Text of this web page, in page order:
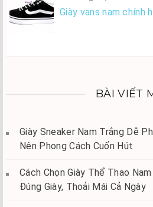
Giày vans nam chính
BÀI VIẾT
Giày Sneaker Nam Trắng Dễ
Nên Phong Cách Cuốn Hút
Cách Chọn Giày Thể Thao
Đúng Giày, Thoải Mái Cả Ngày